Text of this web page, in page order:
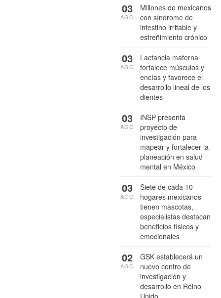
Millones de mexicanos
con síndrome de
intestino irritable y
estreñimiento crónico
03
AGO
Lactancia materna
fortalece músculos y
encías y favorece el
desarrollo lineal de los
dientes
03
AGO
INSP presenta
proyecto de
investigación para
mapear y fortalecer la
planeación en salud
mental en México
03
AGO
Siete de cada 10
hogares mexicanos
tienen mascotas,
especialistas destacan
beneficios físicos y
emocionales
03
AGO
GSK establecerá un
nuevo centro de
investigación y
desarrollo en Reino
Unido
02
AGO